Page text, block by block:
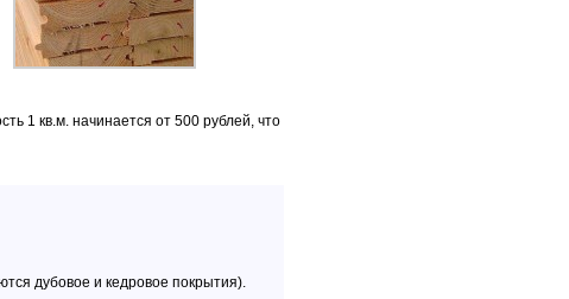
1 кв.м. начинается от 500 рублей, что
дубовое и кедровое покрытия).